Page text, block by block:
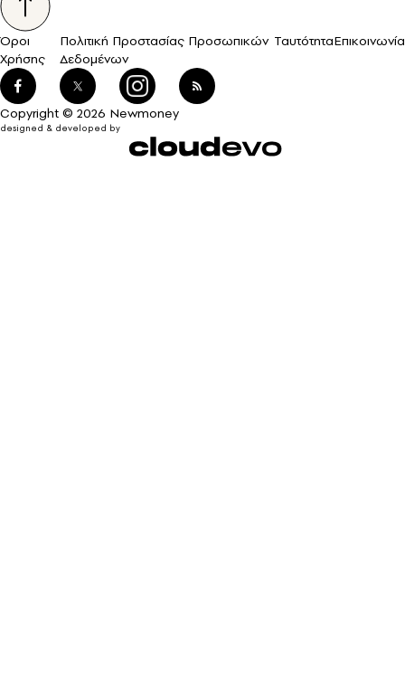
Όροι
Χρήσης
Πολιτική Προστασίας Προσωπικών
Δεδομένων
ΤαυτότηταΕπικοινωνία
Copyright © 2026 Newmoney
designed & developed by